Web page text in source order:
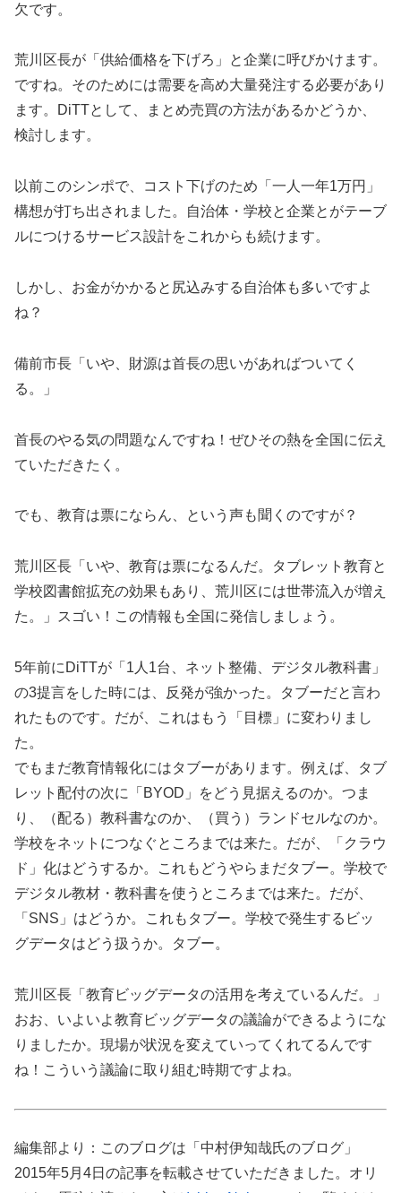
欠です。
荒川区長が「供給価格を下げろ」と企業に呼びかけます。
ですね。そのためには需要を高め大量発注する必要があり
ます。DiTTとして、まとめ売買の方法があるかどうか、
検討します。
以前このシンポで、コスト下げのため「一人一年1万円」
構想が打ち出されました。自治体・学校と企業とがテーブ
ルにつけるサービス設計をこれからも続けます。
しかし、お金がかかると尻込みする自治体も多いですよ
ね？
備前市長「いや、財源は首長の思いがあればついてく
る。」
首長のやる気の問題なんですね！ぜひその熱を全国に伝え
ていただきたく。
でも、教育は票にならん、という声も聞くのですが？
荒川区長「いや、教育は票になるんだ。タブレット教育と
学校図書館拡充の効果もあり、荒川区には世帯流入が増え
た。」スゴい！この情報も全国に発信しましょう。
5年前にDiTTが「1人1台、ネット整備、デジタル教科書」
の3提言をした時には、反発が強かった。タブーだと言わ
れたものです。だが、これはもう「目標」に変わりまし
た。
でもまだ教育情報化にはタブーがあります。例えば、タブ
レット配付の次に「BYOD」をどう見据えるのか。つま
り、（配る）教科書なのか、（買う）ランドセルなのか。
学校をネットにつなぐところまでは来た。だが、「クラウ
ド」化はどうするか。これもどうやらまだタブー。学校で
デジタル教材・教科書を使うところまでは来た。だが、
「SNS」はどうか。これもタブー。学校で発生するビッ
グデータはどう扱うか。タブー。
荒川区長「教育ビッグデータの活用を考えているんだ。」
おお、いよいよ教育ビッグデータの議論ができるようにな
りましたか。現場が状況を変えていってくれてるんです
ね！こういう議論に取り組む時期ですよね。
編集部より：このブログは「中村伊知哉氏のブログ」
2015年5月4日の記事を転載させていただきました。オリ